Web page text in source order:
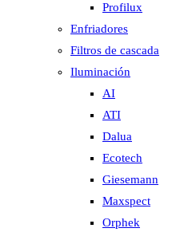
Profilux
Enfriadores
Filtros de cascada
Iluminación
AI
ATI
Dalua
Ecotech
Giesemann
Maxspect
Orphek